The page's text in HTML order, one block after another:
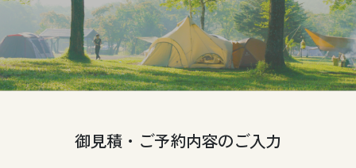
御見積・ご予約内容のご入力